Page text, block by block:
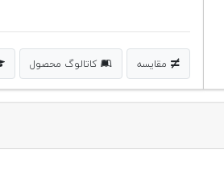
مقایسه کاتالوگ محصول